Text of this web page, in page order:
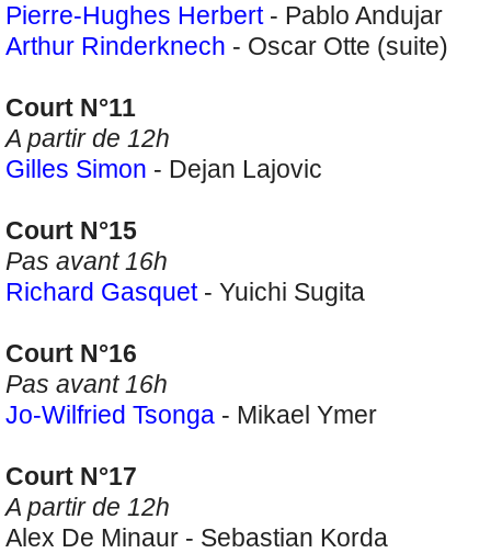
Pierre-Hughes Herbert- Pablo Andujar
Arthur Rinderknech - Oscar Otte (suite)
Court N°11
A partir de 12h
Gilles Simon - Dejan Lajovic
Court N°15
Pas avant 16h
Richard Gasquet- Yuichi Sugita
Court N°16
Pas avant 16h
Jo-Wilfried Tsonga - Mikael Ymer
Court N°17
A partir de 12h
Alex De Minaur - Sebastian Korda